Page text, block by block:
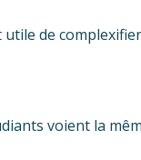
de
voient la